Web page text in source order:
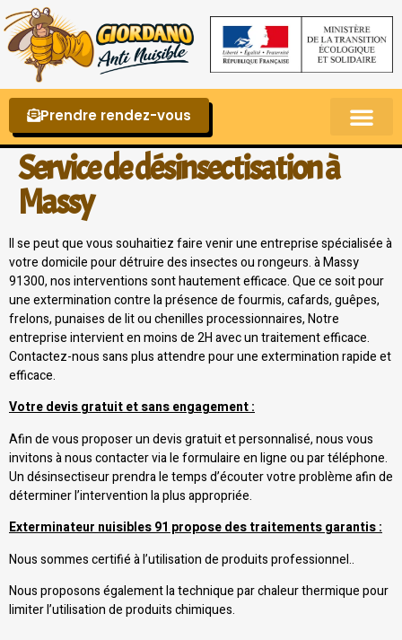
Prendre rendez-vous
Service de désinsectisation à
Massy
Il se peut que vous souhaitiez faire venir une entreprise spécialisée à
votre domicile pour détruire des insectes ou rongeurs. à Massy
91300, nos interventions sont hautement efficace. Que ce soit pour
une extermination contre la présence de fourmis, cafards, guêpes,
frelons, punaises de lit ou chenilles processionnaires, Notre
entreprise intervient en moins de 2H avec un traitement efficace.
Contactez-nous sans plus attendre pour une extermination rapide et
efficace.
Votre devis gratuit et sans engagement :
Afin de vous proposer un devis gratuit et personnalisé, nous vous
invitons à nous contacter via le formulaire en ligne ou par téléphone.
Un désinsectiseur prendra le temps d’écouter votre problème afin de
déterminer l’intervention la plus appropriée.
Exterminateur nuisibles 91 propose des traitements garantis :
Nous sommes certifié à l’utilisation de produits professionnel..
Nous proposons également la technique par chaleur thermique pour
limiter l’utilisation de produits chimiques.